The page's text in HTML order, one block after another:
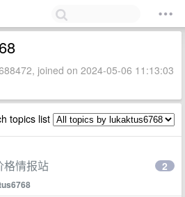
joined on 2024-05-06 11:13:03
topics list
情报站 2